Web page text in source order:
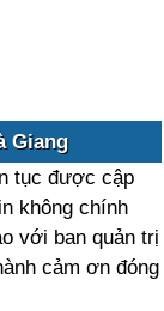
Giang
tục được cập
không chính
với ban quản trị
cảm ơn đóng